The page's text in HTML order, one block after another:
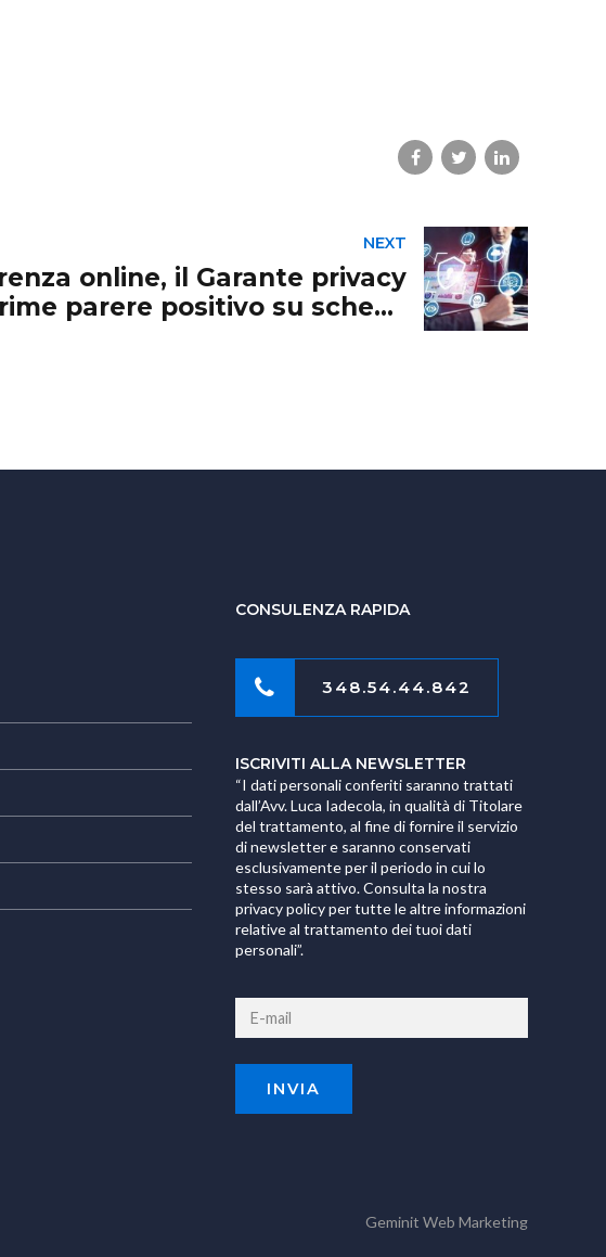
NEXT
online, il Garante privacy
parere positivo su schemi
CONSULENZA RAPIDA
348.54.44.842
ISCRIVITI ALLA NEWSLETTER
“I dati personali conferiti saranno trattati
dall’Avv. Luca Iadecola, in qualità di Titolare
del trattamento, al fine di fornire il servizio
di newsletter e saranno conservati
esclusivamente per il periodo in cui lo
stesso sarà attivo. Consulta la nostra
privacy policy per tutte le altre informazioni
relative al trattamento dei tuoi dati
personali”.
Geminit Web Marketing